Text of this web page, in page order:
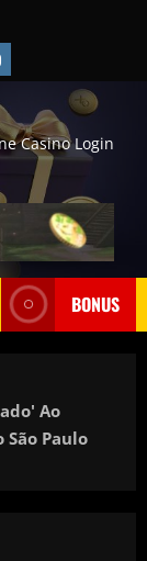
Casino Login
BONUS
Ao
São Paulo